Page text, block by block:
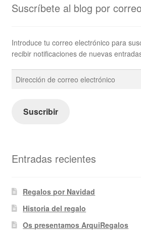
Suscríbete al blog por
Introduce tu correo electrónico para
recibir notificaciones de nuevas
de
electrónico
Suscribir
Entradas recientes
Regalos por Navidad
Historia del regalo
Os presentamos ArquiRegalos